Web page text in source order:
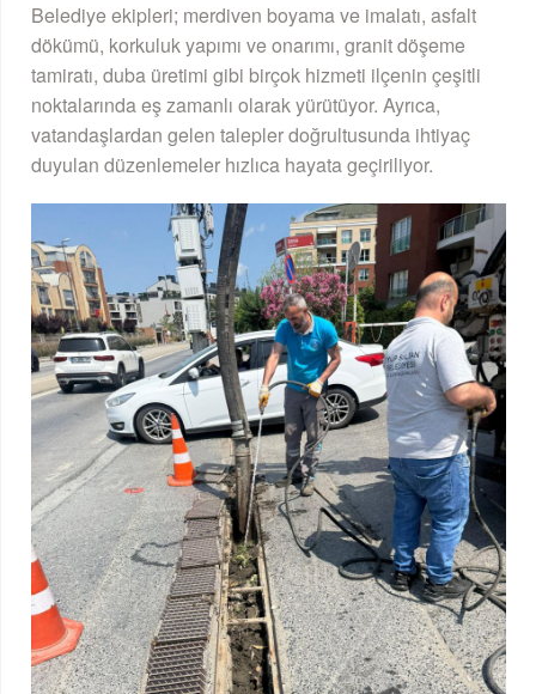
Belediye ekipleri; merdiven boyama ve imalatı, asfalt
dökümü, korkuluk yapımı ve onarımı, granit döşeme
tamiratı, duba üretimi gibi birçok hizmeti ilçenin çeşitli
noktalarında eş zamanlı olarak yürütüyor. Ayrıca,
vatandaşlardan gelen talepler doğrultusunda ihtiyaç
duyulan düzenlemeler hızlıca hayata geçiriliyor.